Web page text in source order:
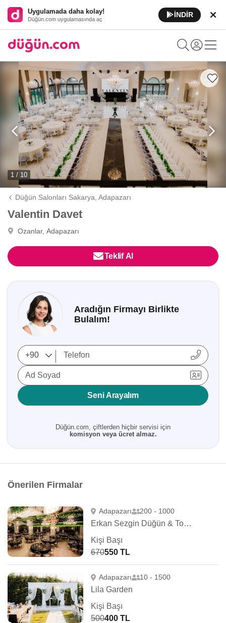
Uygulamada daha kolay!
Düğün.com uygulamasında aç
İNDİR
1 / 10
Düğün Salonları Sakarya,Adapazarı
Valentin Davet
Ozanlar, Adapazarı
Teklif Al
Aradığın Firmayı Birlikte
Bulalım!
Ad Soyad
Seni Arayalım
Düğün.com, çiftlerden hiçbir servisi için
komisyon veya ücret almaz.
Önerilen Firmalar
Adapazarı 200 - 1000
Erkan Sezgin Düğün & Toplantı
Kişi Başı
670550 TL
Adapazarı 10 - 1500
Lila Garden
Kişi Başı
500400 TL